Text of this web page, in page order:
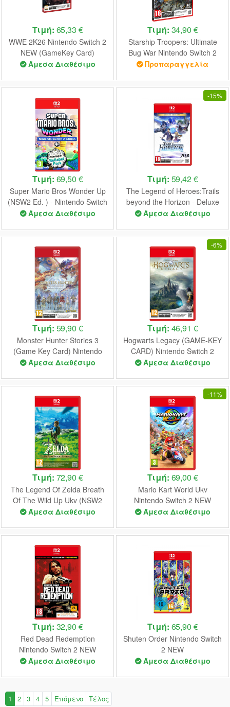
Τιμή: 65,33 €
WWE 2K26 Nintendo Switch 2
NEW (GameKey Card)
Άμεσα Διαθέσιμο
Τιμή: 34,90 €
Starship Troopers: Ultimate
Bug War Nintendo Switch 2
NEW (Game-Key Card)
Προπαραγγελία
Τιμή: 69,50 €
Super Mario Bros Wonder Up
(NSW2 Ed. ) - Nintendo Switch
2 NEW
Άμεσα Διαθέσιμο
-15%
Τιμή: 59,42 €
The Legend of Heroes:Trails
beyond the Horizon - Deluxe
Edition (Game Key Card)
Άμεσα Διαθέσιμο
Τιμή: 59,90 €
Monster Hunter Stories 3
(Game Key Card) Nintendo
Switch 2 NEW
Άμεσα Διαθέσιμο
-6%
Τιμή: 46,91 €
Hogwarts Legacy (GAME-KEY
CARD) Nintendo Switch 2
NEW
Άμεσα Διαθέσιμο
Τιμή: 72,90 €
The Legend Of Zelda Breath
Of The Wild Up Ukv (NSW2
Ed. ) - Nintendo Switch 2 NEW
Άμεσα Διαθέσιμο
-11%
Τιμή: 69,00 €
Mario Kart World Ukv
Nintendo Switch 2 NEW
Άμεσα Διαθέσιμο
Τιμή: 32,90 €
Red Dead Redemption
Nintendo Switch 2 NEW
(CODE IN A BOX)
Άμεσα Διαθέσιμο
Τιμή: 65,90 €
Shuten Order Nintendo Switch
2 NEW
Άμεσα Διαθέσιμο
1 2 3 4 5 Επόμενο Τέλος